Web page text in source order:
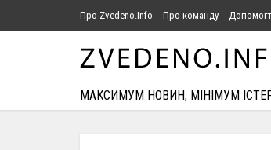
Про Zvedeno.Info Про команду
МАКСИМУМ НОВИН, МІНІМУМ